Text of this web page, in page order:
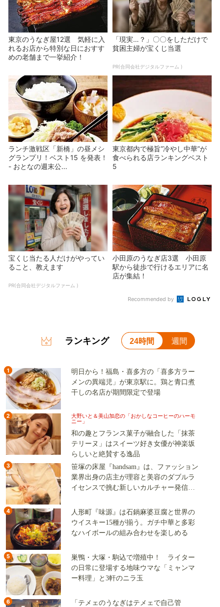
東京のうなぎ屋12選 気軽に入
れるお店から特別な日におすす
めの老舗まで一挙紹介！
「現実…？」〇〇をしただけで
貧困主婦が宝くじ当選
PR(合同会社デジタルファーム )
ランチ激戦区「新橋」の昼メシ
グランプリ！ベスト15 を発表！
- おとなの週末公...
東京都内で極旨”冷やし中華”が
食べられる店ランキングベスト
5
宝くじ当たる人だけがやってい
ること、教えます
PR(合同会社デジタルファーム )
小田原のうなぎ店3選 小田原
駅から徒歩で行けるエリアに名
店が集結！
Recommended by
ランキング 24時間 週間
1
明日から！福島・喜多方の「喜多方ラー
メンの異端児」が東京駅に。鶏と青口煮
干しの名店が期間限定で登場
2
大野いと＆美山加恋の「おかしなコーヒーのハーモ
ニー」
和の趣とフランス菓子が融合した「抹茶
テリーヌ」はスイーツ好き女優が神楽坂
らしいと絶賛する逸品
3
笹塚の床屋『handsam』は、ファッション
業界出身の店主が理容と美容のダブルラ
イセンスで挑む新しいカルチャー発信基
4
人形町『味源』は石鍋麻婆豆腐と世界の
ウイスキー15種が揃う。ガチ中華と多彩
なハイボールの組み合わせを楽しめる
5
巣鴨・大塚・駒込で増殖中！ ライター
の日常に登場する地味ウマな「ミャンマ
ー料理」と3軒のニラ玉
6
「テメェのうなぎはテメェで自己管